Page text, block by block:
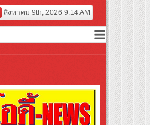
สิงหาคม 9th, 2026 9:14 AM